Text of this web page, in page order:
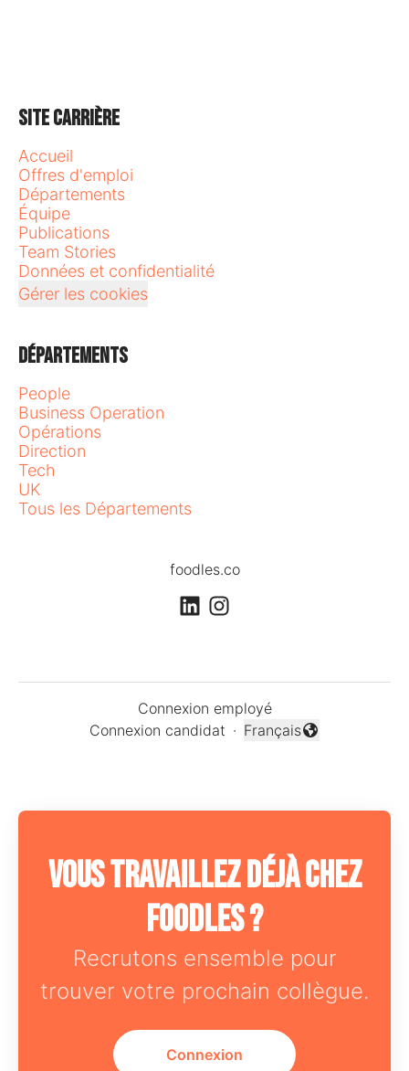
Site carrière
Accueil
Offres d'emploi
Départements
Équipe
Publications
Team Stories
Données et confidentialité
Gérer les cookies
Départements
People
Business Operation
Opérations
Direction
Tech
UK
Tous les Départements
foodles.co
Connexion employé
Connexion candidat ·
Changer la langue
Français
Vous travaillez déjà chez
Foodles ?
Recrutons ensemble pour
trouver votre prochain collègue.
Connexion